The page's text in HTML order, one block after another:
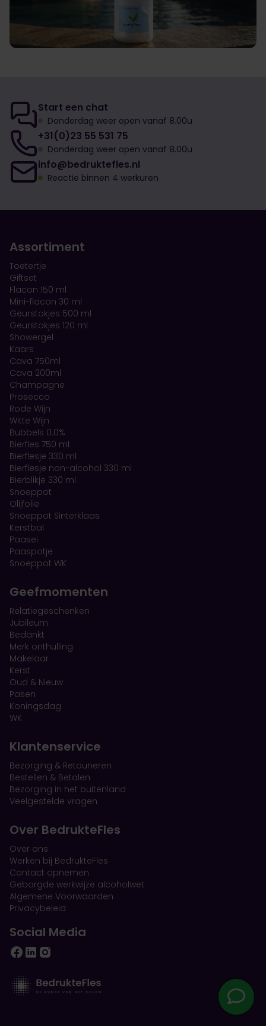
Start een chat
Donderdag weer open vanaf 8.00u
+31(0)23 55 531 75
Donderdag weer open vanaf 8.00u
info@bedruktefles.nl
Reactie binnen 4 werkuren
Assortiment
Toetertje
Giftset
Flacon 150 ml
Mini-flacon 30 ml
Geurstokjes 500 ml
Geurstokjes 120 ml
Showergel
Kaars
Cava 750ml
Cava 200ml
Champagne
Prosecco
Rode Wijn
Witte Wijn
Bubbels 0.0%
Bierfles 750 ml
Bierflesje 330 ml
Bierflesje non-alcohol 330 ml
Bierblikje 330 ml
Snoeppot
Olijfolie
Snoeppot Sinterklaas
Kerstbal
Paasei
Paaspotje
Snoeppot WK
Geefmomenten
Relatiegeschenken
Jubileum
Bedankt
Merk onthulling
Makelaar
Kerst
Oud & Nieuw
Pasen
Koningsdag
WK
Klantenservice
Bezorging & Retouneren
Bestellen & Betalen
Bezorging in het buitenland
Veelgestelde vragen
Over BedrukteFles
Over ons
Werken bij BedrukteFles
Contact opnemen
Geborgde werkwijze alcoholwet
Algemene Voorwaarden
Privacybeleid
Social Media